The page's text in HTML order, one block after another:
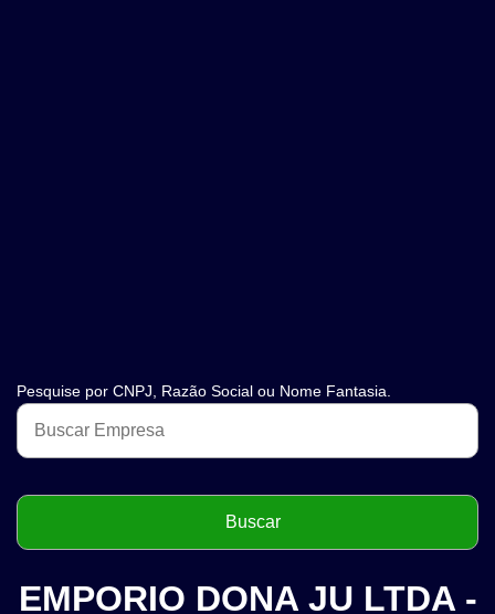
Pesquise por CNPJ, Razão Social ou Nome Fantasia.
EMPORIO DONA JU LTDA -